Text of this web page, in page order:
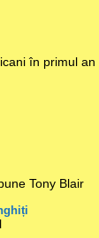
în primul an
Tony Blair